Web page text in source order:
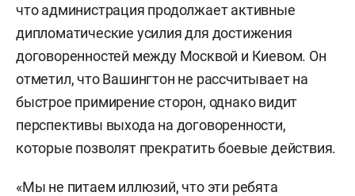
что администрация продолжает активные
дипломатические усилия для достижения
договоренностей между Москвой и Киевом. Он
отметил, что Вашингтон не рассчитывает на
быстрое примирение сторон, однако видит
перспективы выхода на договоренности,
которые позволят прекратить боевые действия.
«Мы не питаем иллюзий, что эти ребята